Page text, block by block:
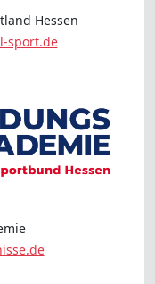
Hessen
sport.de